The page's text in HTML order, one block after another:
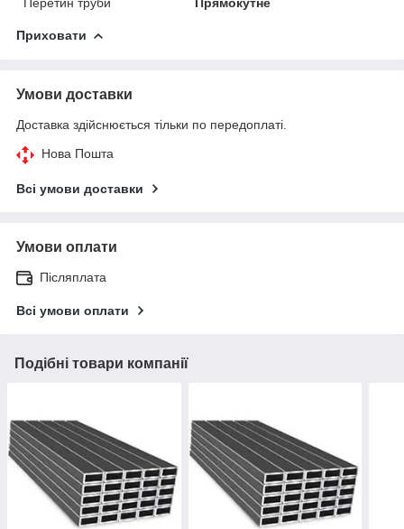
Приховати
Умови доставки
Доставка здійснюється тільки по передоплаті.
Нова Пошта
Всі умови доставки
Умови оплати
Післяплата
Всі умови оплати
Подібні товари компанії